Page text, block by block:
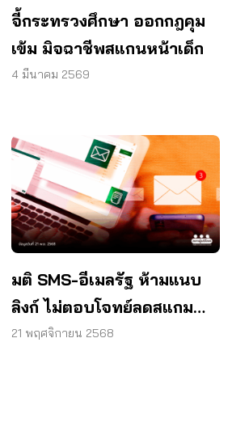
จี้กระทรวงศึกษา ออกกฎคุม
เข้ม มิจฉาชีพสแกนหน้าเด็ก
4 มีนาคม 2569
มติ SMS-อีเมลรัฐ ห้ามแนบ
ลิงก์ ไม่ตอบโจทย์ลดสแกม
ทั้งหมด ต้องเร่งเสริมความรู้
21 พฤศจิกายน 2568